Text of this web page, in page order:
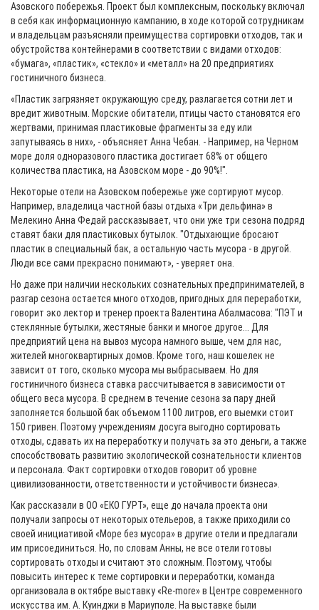
Азовского побережья. Проект был комплексным, поскольку включал
в себя как информационную кампанию, в ходе которой сотрудникам
и владельцам разъясняли преимущества сортировки отходов, так и
обустройства контейнерами в соответствии с видами отходов:
«бумага», «пластик», «стекло» и «металл» на 20 предприятиях
гостиничного бизнеса.
«Пластик загрязняет окружающую среду, разлагается сотни лет и
вредит животным. Морские обитатели, птицы часто становятся его
жертвами, принимая пластиковые фрагменты за еду или
запутываясь в них», - объясняет Анна Чебан. - Например, на Черном
море доля одноразового пластика достигает 68% от общего
количества пластика, на Азовском море - до 90%!".
Некоторые отели на Азовском побережье уже сортируют мусор.
Например, владелица частной базы отдыха «Три дельфина» в
Мелекино Анна Федай рассказывает, что они уже три сезона подряд
ставят баки для пластиковых бутылок. "Отдыхающие бросают
пластик в специальный бак, а остальную часть мусора - в другой.
Люди все сами прекрасно понимают», - уверяет она.
Но даже при наличии нескольких сознательных предпринимателей, в
разгар сезона остается много отходов, пригодных для переработки,
говорит эко лектор и тренер проекта Валентина Абалмасова: "ПЭТ и
стеклянные бутылки, жестяные банки и многое другое... Для
предприятий цена на вывоз мусора намного выше, чем для нас,
жителей многоквартирных домов. Кроме того, наш кошелек не
зависит от того, сколько мусора мы выбрасываем. Но для
гостиничного бизнеса ставка рассчитывается в зависимости от
общего веса мусора. В среднем в течение сезона за пару дней
заполняется большой бак объемом 1100 литров, его выемки стоит
150 гривен. Поэтому учреждениям досуга выгодно сортировать
отходы, сдавать их на переработку и получать за это деньги, а также
способствовать развитию экологической сознательности клиентов
и персонала. Факт сортировки отходов говорит об уровне
цивилизованности, ответственности и устойчивости бизнеса».
Как рассказали в ОО «ЕКО ГУРТ», еще до начала проекта они
получали запросы от некоторых отельеров, а также приходили со
своей инициативой «Море без мусора» в другие отели и предлагали
им присоединиться. Но, по словам Анны, не все отели готовы
сортировать отходы и считают это сложным. Поэтому, чтобы
повысить интерес к теме сортировки и переработки, команда
организовала в октябре выставку «Re-more» в Центре современного
искусства им. А. Куинджи в Мариуполе. На выставке были